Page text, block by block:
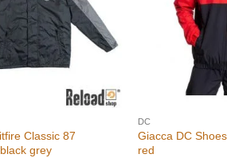
Classic 87
grey
DC
Giacca DC
red